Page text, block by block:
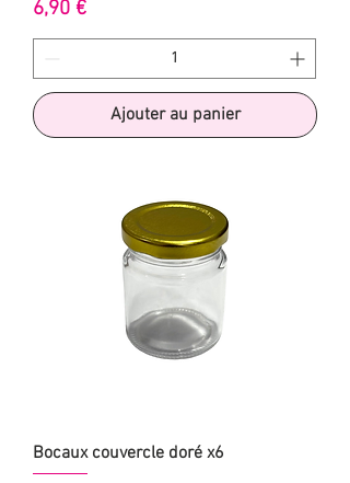
Prix
6,90 €
Ajouter au panier
Bocaux couvercle doré x6